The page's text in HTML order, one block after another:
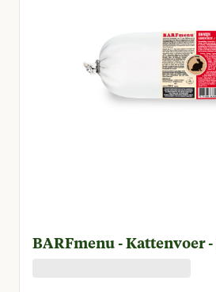
BARFmenu - Kattenvoer